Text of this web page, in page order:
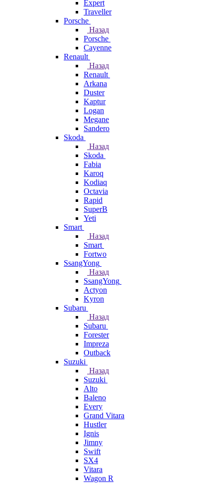
Expert
Traveller
Porsche
Назад
Porsche
Cayenne
Renault
Назад
Renault
Arkana
Duster
Kaptur
Logan
Megane
Sandero
Skoda
Назад
Skoda
Fabia
Karoq
Kodiaq
Octavia
Rapid
SuperB
Yeti
Smart
Назад
Smart
Fortwo
SsangYong
Назад
SsangYong
Actyon
Kyron
Subaru
Назад
Subaru
Forester
Impreza
Outback
Suzuki
Назад
Suzuki
Alto
Baleno
Every
Grand Vitara
Hustler
Ignis
Jimny
Swift
SX4
Vitara
Wagon R